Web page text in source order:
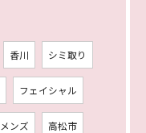
香川 シミ取り
フェイシャル
メンズ 高松市